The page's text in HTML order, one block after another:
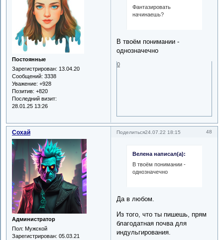
Постоянные
Зарегистрирован: 13.04.20
Сообщений: 3338
Уважение: +928
Позитив: +820
Последний визит:
28.01.25 13:26
Фантазировать
начинаешь?
В твоём понимании -
однозначечно
0
Поделиться 48
24.07.22 18:15
Сохай
Администратор
Пол: Мужской
Зарегистрирован: 05.03.21
Велена написал(а):
В твоём понимании -
однозначечно
Да в любом.
Из того, что ты пишешь, прям
благодатная почва для
индульгирования.